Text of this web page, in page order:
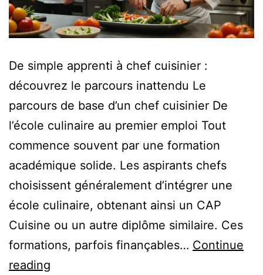
De simple apprenti à chef cuisinier :
découvrez le parcours inattendu Le
parcours de base d’un chef cuisinier De
l’école culinaire au premier emploi Tout
commence souvent par une formation
académique solide. Les aspirants chefs
choisissent généralement d’intégrer une
école culinaire, obtenant ainsi un CAP
Cuisine ou un autre diplôme similaire. Ces
formations, parfois finançables… Continue
reading